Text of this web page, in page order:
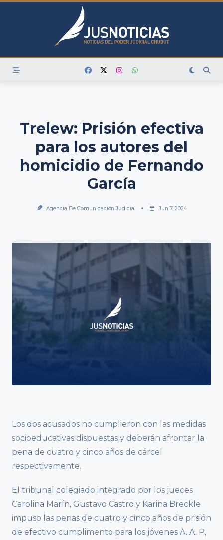
Skip
Trelew: Prisión efectiva
para los autores del
homicidio de Fernando
García
Agencia De Comunicación Judicial Jun 7, 2024
Los dos acusados no cumplieron con las medidas
socioeducativas dispuestas y deberán afrontar la
pena de cuatro y cinco años de cárcel
respectivamente.
El tribunal colegiado integrado por los jueces
Carolina Marín, Gustavo Castro y Karina Breckle
impuso las penas de cuatro y cinco años de prisión
de efectivo cumplimento para los jóvenes A. A. P,